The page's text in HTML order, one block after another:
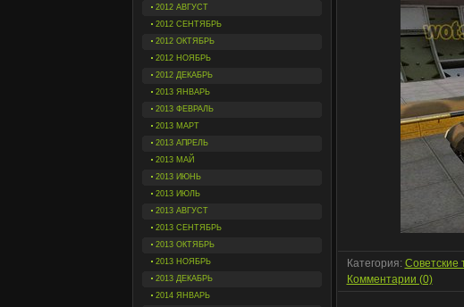
2012 АВГУСТ
2012 СЕНТЯБРЬ
2012 ОКТЯБРЬ
2012 НОЯБРЬ
2012 ДЕКАБРЬ
2013 ЯНВАРЬ
2013 ФЕВРАЛЬ
2013 МАРТ
2013 АПРЕЛЬ
2013 МАЙ
2013 ИЮНЬ
2013 ИЮЛЬ
2013 АВГУСТ
2013 СЕНТЯБРЬ
2013 ОКТЯБРЬ
2013 НОЯБРЬ
2013 ДЕКАБРЬ
2014 ЯНВАРЬ
Категория: Советские
Комментарии (0)